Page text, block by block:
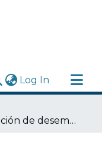
Log In (current)
Comparación de desempeño en un proceso de digestión anaerobia: modelo secuencial vs no secuencial